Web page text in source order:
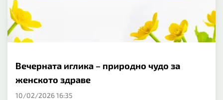
Вечерната иглика – природно чудо за
женското здраве
10/02/2026 16:35